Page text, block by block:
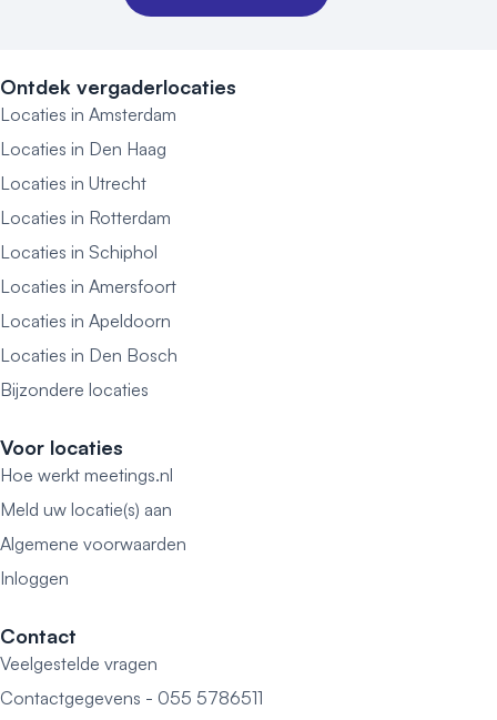
Ontdek vergaderlocaties
Locaties in Amsterdam
Locaties in Den Haag
Locaties in Utrecht
Locaties in Rotterdam
Locaties in Schiphol
Locaties in Amersfoort
Locaties in Apeldoorn
Locaties in Den Bosch
Bijzondere locaties
Voor locaties
Hoe werkt meetings.nl
Meld uw locatie(s) aan
Algemene voorwaarden
Inloggen
Contact
Veelgestelde vragen
Contactgegevens - 055 5786511